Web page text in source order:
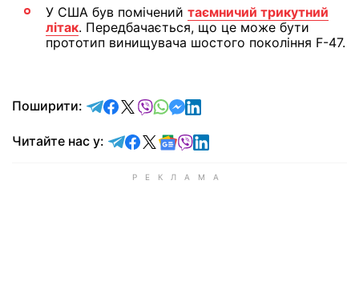
У США був помічений таємничий трикутний
літак. Передбачається, що це може бути
прототип винищувача шостого покоління F-47.
Поширити: відправити у Telegram
поділитись у Facebook
поділитись у X
відправити у Viber
відправити у Whatsapp
відправити у Messenger
відправити у LinkedIn
Читайте нас у: Читайте у Telegram
Читайте у Facebook
Читайте у X
Читайте у Google news
Читайте у Viber
Читайте у LinkedIn